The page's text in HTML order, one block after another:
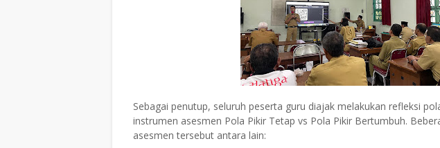
Sebagai penutup, seluruh peserta guru diajak melakukan refleksi
instrumen asesmen Pola Pikir Tetap vs Pola Pikir Bertumbuh.
asesmen tersebut antara lain: